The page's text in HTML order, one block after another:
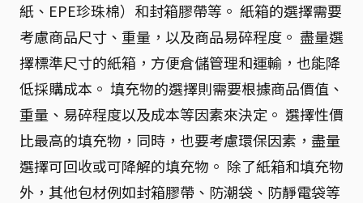
紙、EPE珍珠棉）和封箱膠帶等。 紙箱的選擇需要
考慮商品尺寸、重量，以及商品易碎程度。 盡量選
擇標準尺寸的紙箱，方便倉儲管理和運輸，也能降
低採購成本。 填充物的選擇則需要根據商品價值、
重量、易碎程度以及成本等因素來決定。 選擇性價
比最高的填充物，同時，也要考慮環保因素，盡量
選擇可回收或可降解的填充物。 除了紙箱和填充物
外，其他包材例如封箱膠帶、防潮袋、防靜電袋等